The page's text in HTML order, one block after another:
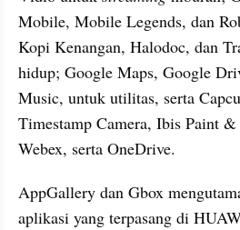
Mobile, Mobile Legends, dan
Kopi Kenangan, Halodoc, dan
hidup; Google Maps, Google
Music, untuk utilitas, serta
Timestamp Camera, Ibis Paint
Webex, serta OneDrive.
AppGallery dan Gbox
aplikasi yang terpasang di